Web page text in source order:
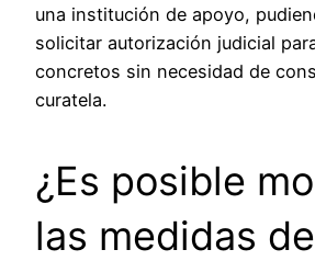
una institución de apoyo,
solicitar autorización judicial
concretos sin necesidad de
curatela.
¿Es posible
las medidas de